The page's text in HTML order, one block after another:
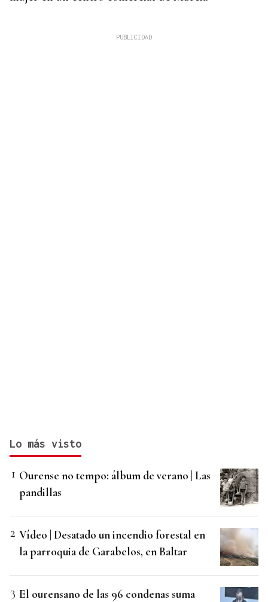
Lo más visto
Ourense no tempo: álbum de verano | Las
pandillas
Vídeo | Desatado un incendio forestal en
la parroquia de Garabelos, en Baltar
El ourensano de las 96 condenas suma